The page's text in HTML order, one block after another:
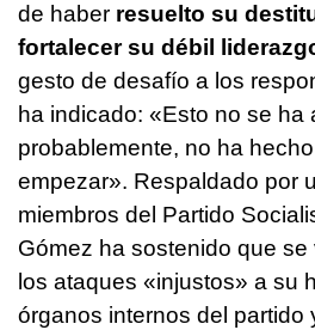
de haber resuelto su
fortalecer su débil
gesto de desafío a los
ha indicado: «Esto no se ha
probablemente, no ha
empezar». Respaldado por
miembros del Partido
Gómez ha sostenido que
los ataques «injustos» a su
órganos internos del partido